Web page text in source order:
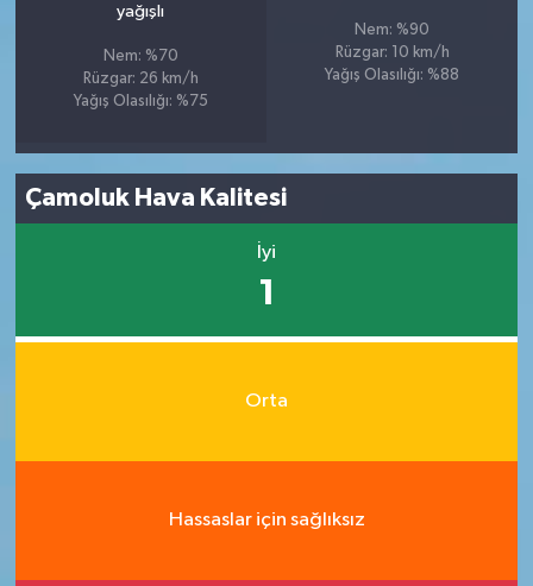
yağışlı
Nem: %70
Rüzgar: 26 km/h
Yağış Olasılığı: %75
Nem: %90
Rüzgar: 10 km/h
Yağış Olasılığı: %88
Çamoluk Hava Kalitesi
İyi
1
Orta
Hassaslar için sağlıksız